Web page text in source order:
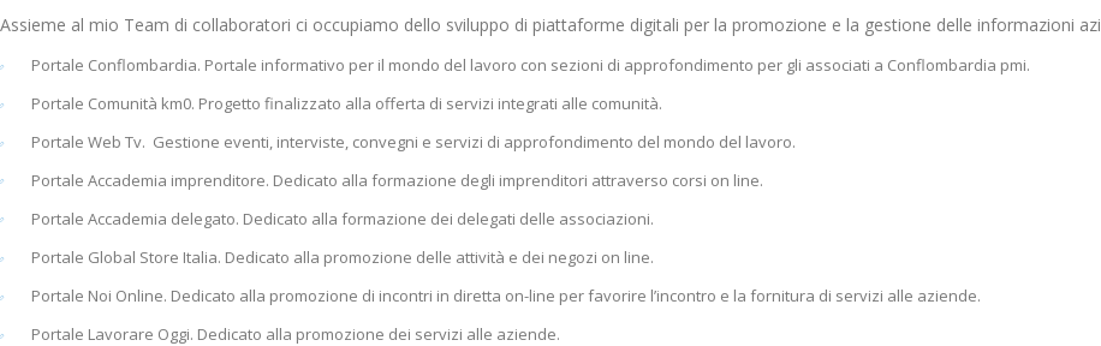
Assieme al mio Team di collaboratori ci occupiamo dello sviluppo di piattaforme digitali per la promozione e la gestione delle informazioni
Portale Conflombardia. Portale informativo per il mondo del lavoro con sezioni di approfondimento per gli associati a Conflombardia pmi.
Portale Comunità km0. Progetto finalizzato alla offerta di servizi integrati alle comunità.
Portale Web Tv. Gestione eventi, interviste, convegni e servizi di approfondimento del mondo del lavoro.
Portale Accademia imprenditore. Dedicato alla formazione degli imprenditori attraverso corsi on line.
Portale Accademia delegato. Dedicato alla formazione dei delegati delle associazioni.
Portale Global Store Italia. Dedicato alla promozione delle attività e dei negozi on line.
Portale Noi Online. Dedicato alla promozione di incontri in diretta on-line per favorire l’incontro e la fornitura di servizi alle aziende.
Portale Lavorare Oggi. Dedicato alla promozione dei servizi alle aziende.